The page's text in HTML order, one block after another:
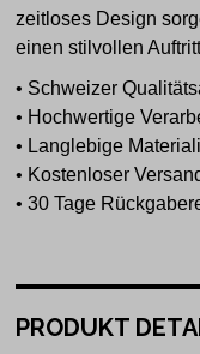
zeitloses Design
einen stilvollen
• Schweizer
• Hochwertige
• Langlebige
• Kostenloser
• 30 Tage
PRODUKT